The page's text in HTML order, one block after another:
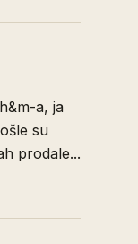
a, ja
su
prodale...